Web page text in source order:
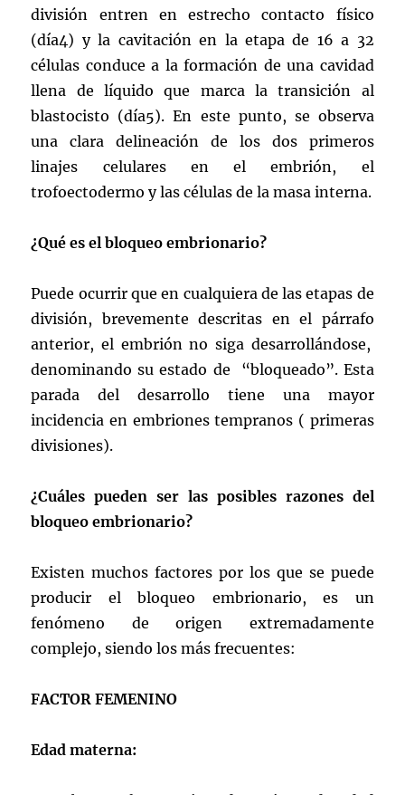
división entren en estrecho contacto físico
(día4) y la cavitación en la etapa de 16 a 32
células conduce a la formación de una cavidad
llena de líquido que marca la transición al
blastocisto (día5). En este punto, se observa
una clara delineación de los dos primeros
linajes celulares en el embrión, el
trofoectodermo y las células de la masa interna.
¿Qué es el bloqueo embrionario?
Puede ocurrir que en cualquiera de las etapas de
división, brevemente descritas en el párrafo
anterior, el embrión no siga desarrollándose,
denominando su estado de “bloqueado”. Esta
parada del desarrollo tiene una mayor
incidencia en embriones tempranos ( primeras
divisiones).
¿Cuáles pueden ser las posibles razones del
bloqueo embrionario?
Existen muchos factores por los que se puede
producir el bloqueo embrionario, es un
fenómeno de origen extremadamente
complejo, siendo los más frecuentes:
FACTOR FEMENINO
Edad materna: